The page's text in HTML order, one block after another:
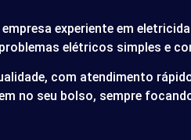
experiente em
elétricos simples e
com atendimento
no seu bolso, sempre